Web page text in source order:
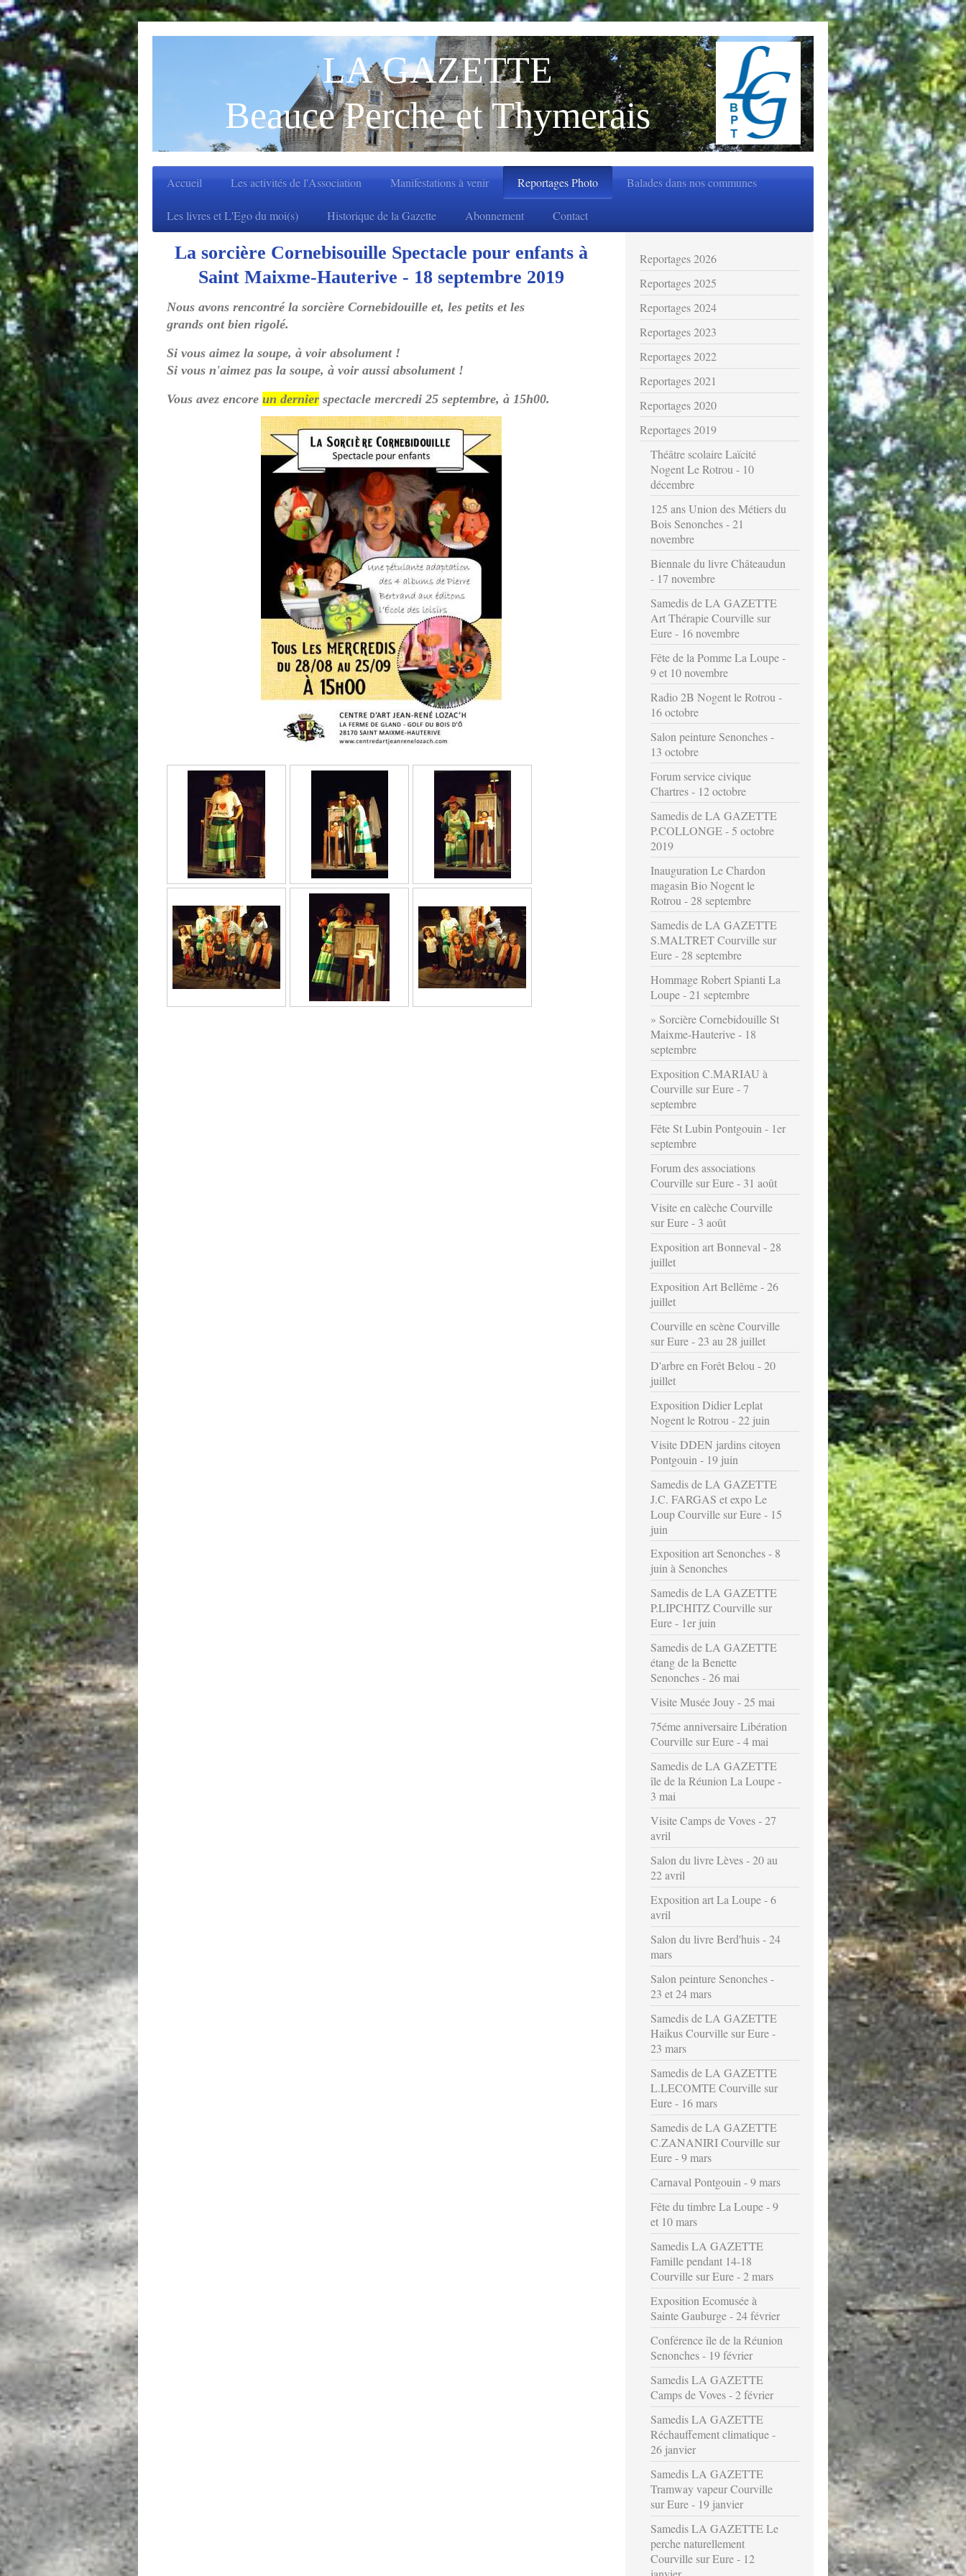
LA GAZETTE
Beauce Perche et Thymerais
Accueil Les activités de l'Association Manifestations à venir Reportages Photo Balades dans nos communes
Les livres et L'Ego du moi(s) Historique de la Gazette Abonnement Contact
La sorcière Cornebisouille Spectacle pour enfants à
Saint Maixme-Hauterive - 18 septembre 2019
Nous avons rencontré la sorcière Cornebidouille et, les petits et les
grands ont bien rigolé.
Si vous aimez la soupe, à voir absolument !
Si vous n'aimez pas la soupe, à voir aussi absolument !
Vous avez encore un dernier spectacle mercredi 25 septembre, à 15h00.
Reportages 2026
Reportages 2025
Reportages 2024
Reportages 2023
Reportages 2022
Reportages 2021
Reportages 2020
Reportages 2019
Théâtre scolaire Laïcité
Nogent Le Rotrou - 10
décembre
125 ans Union des Métiers du
Bois Senonches - 21
novembre
Biennale du livre Châteaudun
- 17 novembre
Samedis de LA GAZETTE
Art Thérapie Courville sur
Eure - 16 novembre
Fête de la Pomme La Loupe -
9 et 10 novembre
Radio 2B Nogent le Rotrou -
16 octobre
Salon peinture Senonches -
13 octobre
Forum service civique
Chartres - 12 octobre
Samedis de LA GAZETTE
P.COLLONGE - 5 octobre
2019
Inauguration Le Chardon
magasin Bio Nogent le
Rotrou - 28 septembre
Samedis de LA GAZETTE
S.MALTRET Courville sur
Eure - 28 septembre
Hommage Robert Spianti La
Loupe - 21 septembre
Sorcière Cornebidouille St
Maixme-Hauterive - 18
septembre
Exposition C.MARIAU à
Courville sur Eure - 7
septembre
Fête St Lubin Pontgouin - 1er
septembre
Forum des associations
Courville sur Eure - 31 août
Visite en calèche Courville
sur Eure - 3 août
Exposition art Bonneval - 28
juillet
Exposition Art Bellême - 26
juillet
Courville en scène Courville
sur Eure - 23 au 28 juillet
D'arbre en Forêt Belou - 20
juillet
Exposition Didier Leplat
Nogent le Rotrou - 22 juin
Visite DDEN jardins citoyen
Pontgouin - 19 juin
Samedis de LA GAZETTE
J.C. FARGAS et expo Le
Loup Courville sur Eure - 15
juin
Exposition art Senonches - 8
juin à Senonches
Samedis de LA GAZETTE
P.LIPCHITZ Courville sur
Eure - 1er juin
Samedis de LA GAZETTE
étang de la Benette
Senonches - 26 mai
Visite Musée Jouy - 25 mai
75éme anniversaire Libération
Courville sur Eure - 4 mai
Samedis de LA GAZETTE
île de la Réunion La Loupe -
3 mai
Visite Camps de Voves - 27
avril
Salon du livre Lèves - 20 au
22 avril
Exposition art La Loupe - 6
avril
Salon du livre Berd'huis - 24
mars
Salon peinture Senonches -
23 et 24 mars
Samedis de LA GAZETTE
Haikus Courville sur Eure -
23 mars
Samedis de LA GAZETTE
L.LECOMTE Courville sur
Eure - 16 mars
Samedis de LA GAZETTE
C.ZANANIRI Courville sur
Eure - 9 mars
Carnaval Pontgouin - 9 mars
Fête du timbre La Loupe - 9
et 10 mars
Samedis LA GAZETTE
Famille pendant 14-18
Courville sur Eure - 2 mars
Exposition Ecomusée à
Sainte Gauburge - 24 février
Conférence île de la Réunion
Senonches - 19 février
Samedis LA GAZETTE
Camps de Voves - 2 février
Samedis LA GAZETTE
Réchauffement climatique -
26 janvier
Samedis LA GAZETTE
Tramway vapeur Courville
sur Eure - 19 janvier
Samedis LA GAZETTE Le
perche naturellement
Courville sur Eure - 12